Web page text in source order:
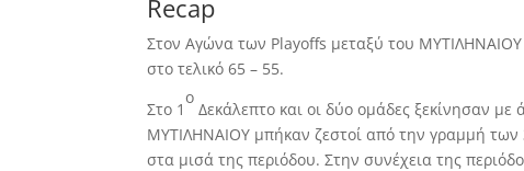
Recap
Στον Αγώνα των Playoffs μεταξύ του
στο τελικό 65 – 55.
Στο 1
ο
Δεκάλεπτο και οι δύο ομάδες ξεκίνησαν με
ΜΥΤΙΛΗΝΑΙΟΥ μπήκαν ζεστοί από την γραμμή
στα μισά της περιόδου. Στην συνέχεια της